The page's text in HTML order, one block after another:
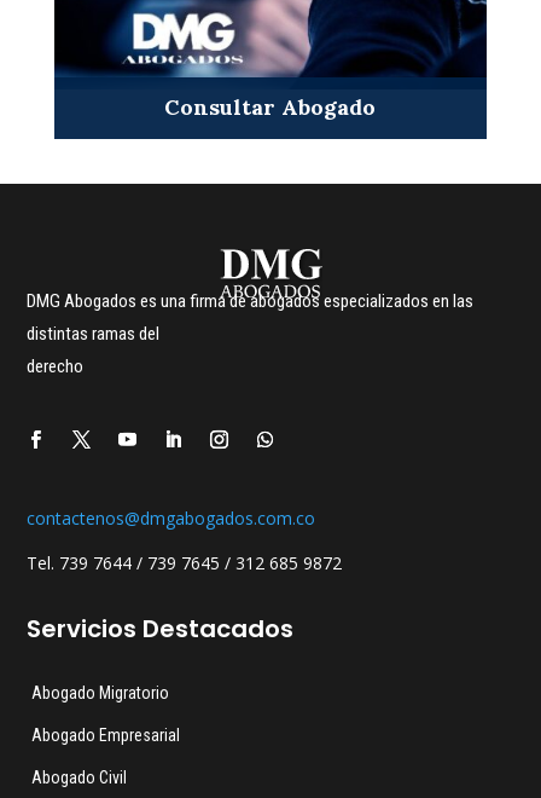
Consultar Abogado
DMG Abogados es una firma de abogados especializados en las
distintas ramas del
derecho
contactenos@dmgabogados.com.co
Tel. 739 7644 / 739 7645 / 312 685 9872
Servicios Destacados
Abogado Migratorio
Abogado Empresarial
Abogado Civil